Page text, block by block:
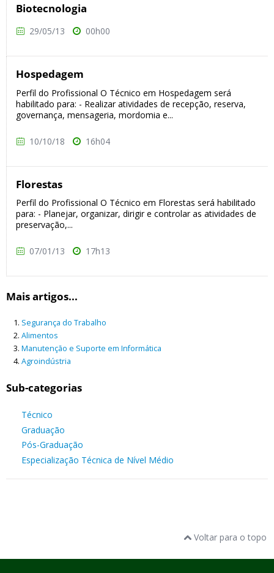
Biotecnologia
29/05/13 00h00
Hospedagem
Perfil do Profissional O Técnico em Hospedagem será
habilitado para: - Realizar atividades de recepção, reserva,
governança, mensageria, mordomia e...
10/10/18 16h04
Florestas
Perfil do Profissional O Técnico em Florestas será habilitado
para: - Planejar, organizar, dirigir e controlar as atividades de
preservação,...
07/01/13 17h13
Mais artigos...
Segurança do Trabalho
Alimentos
Manutenção e Suporte em Informática
Agroindústria
Sub-categorias
Técnico
Graduação
Pós-Graduação
Especialização Técnica de Nível Médio
Voltar para o topo